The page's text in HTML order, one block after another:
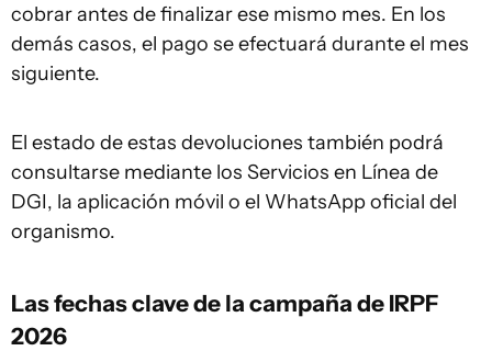
cobrar antes de finalizar ese mismo mes. En los
demás casos, el pago se efectuará durante el mes
siguiente.
El estado de estas devoluciones también podrá
consultarse mediante los Servicios en Línea de
DGI, la aplicación móvil o el WhatsApp oficial del
organismo.
Las fechas clave de la campaña de IRPF
2026